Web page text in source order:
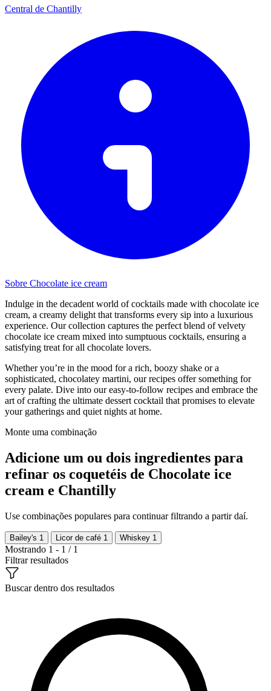
Central de Chantilly
Sobre Chocolate ice cream
Indulge in the decadent world of cocktails made with chocolate ice
cream, a creamy delight that transforms every sip into a luxurious
experience. Our collection captures the perfect blend of velvety
chocolate ice cream mixed into sumptuous cocktails, ensuring a
satisfying treat for all chocolate lovers.
Whether you’re in the mood for a rich, boozy shake or a
sophisticated, chocolatey martini, our recipes offer something for
every palate. Dive into our easy-to-follow recipes and embrace the
art of crafting the ultimate dessert cocktail that promises to elevate
your gatherings and quiet nights at home.
Monte uma combinação
Adicione um ou dois ingredientes para
refinar os coquetéis de Chocolate ice
cream e Chantilly
Use combinações populares para continuar filtrando a partir daí.
Bailey's 1 Licor de café 1 Whiskey 1
Mostrando 1 - 1 / 1
Filtrar resultados
Buscar dentro dos resultados